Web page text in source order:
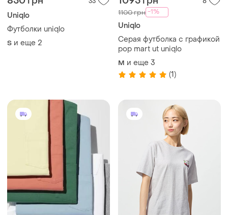
Uniqlo
Футболки uniqlo
S и еще 2
1100 грн -1%
Uniqlo
Серая футболка с графикой
pop mart ut uniqlo
M и еще 3
(1)